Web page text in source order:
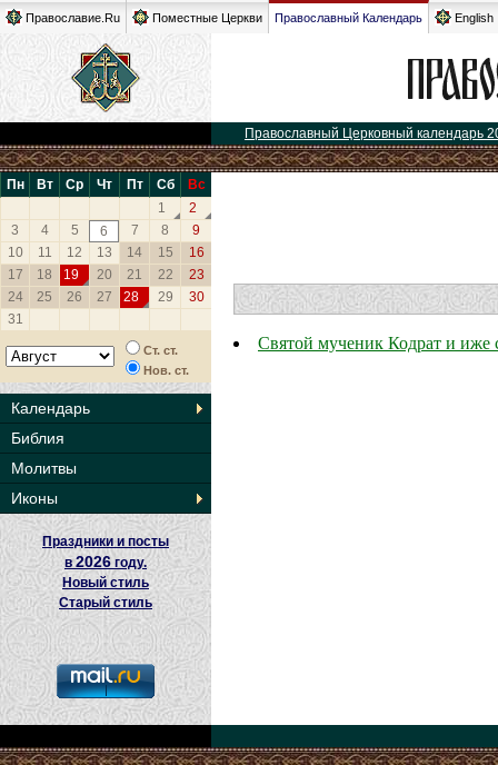
Православие.Ru Поместные Церкви Православный Календарь English
Православный Церковный календарь
Пн Вт Ср Чт Пт Сб
Вс
1
2
3
4 5 6 7 8
9
10
11 12 13 14 15
16
17
18 19 20 21 22
23
24
25 26 27 28 29
30
31
Ст. ст.
Нов. ст.
Календарь
Библия
Молитвы
Иконы
Праздники и посты
в2026 году.
Новый стиль
Старый стиль
Святой мученик Кодрат и иже